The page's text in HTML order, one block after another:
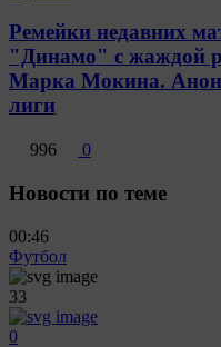
Ремейки недавних
"Динамо" с жаждой
Марка Мокина.
лиги
996 0
Новости по теме
00:46
Футбол
33
0